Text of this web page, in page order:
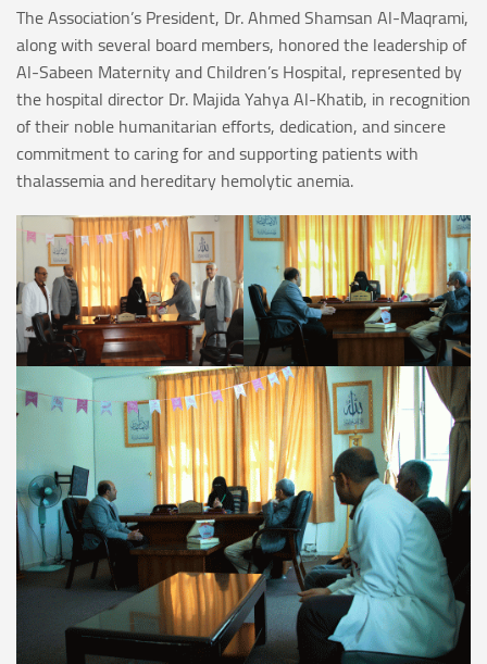
The Association’s President, Dr. Ahmed Shamsan Al-Maqrami,
along with several board members, honored the leadership of
Al-Sabeen Maternity and Children’s Hospital, represented by
the hospital director Dr. Majida Yahya Al-Khatib, in recognition
of their noble humanitarian efforts, dedication, and sincere
commitment to caring for and supporting patients with
thalassemia and hereditary hemolytic anemia.